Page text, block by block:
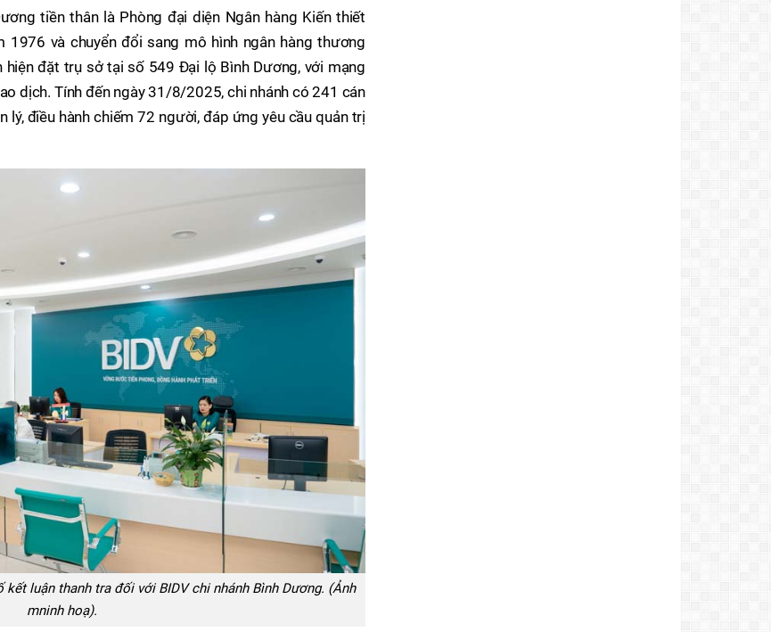
tiền thân là Phòng đại diện Ngân hàng Kiến thiết
và chuyển đổi sang mô hình ngân hàng thương
đặt trụ sở tại số 549 Đại lộ Bình Dương, với mạng
dịch. Tính đến ngày 31/8/2025, chi nhánh có 241 cán
lý, điều hành chiếm 72 người, đáp ứng yêu cầu quản trị
kết luận thanh tra đối với BIDV chi nhánh Bình Dương. (Ảnh
mninh hoạ).